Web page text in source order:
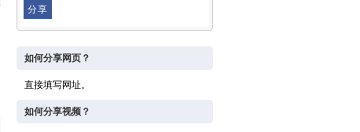
如何分享网页？
直接填写网址。
如何分享视频？